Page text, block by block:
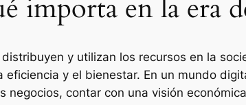
importa en la era
y utilizan los recursos en la
y el bienestar. En un mundo
contar con una visión